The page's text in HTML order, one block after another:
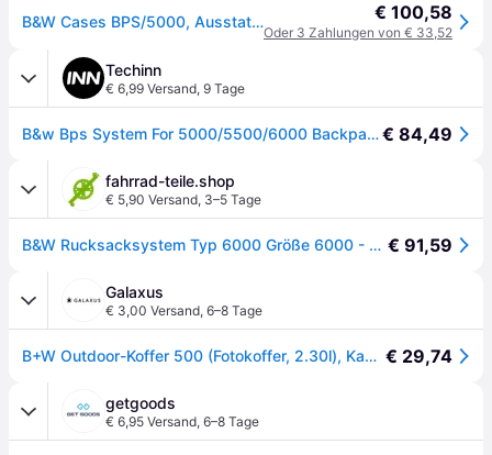
B&W Cases BPS/5000, Ausstattungskoffer, Schwarz, B&W type 5000, type 5500 and type 6000 € 100,58
Oder 3 Zahlungen von € 33,52
Techinn
€ 6,99 Versand, 9 Tage
B&w Bps System For 5000/5500/6000 Backpack Schwarz,Gelb€ 84,49
fahrrad-teile.shop
€ 5,90 Versand, 3–5 Tage
B&W Rucksacksystem Typ 6000 Größe 6000 - komfortabler Transport für Akku-Koffer € 91,59
Galaxus
€ 3,00 Versand, 6–8 Tage
B+W Outdoor-Koffer 500 (Fotokoffer, 2.30l), Kameratasche, Schwarz € 29,74
getgoods
€ 6,95 Versand, 6–8 Tage